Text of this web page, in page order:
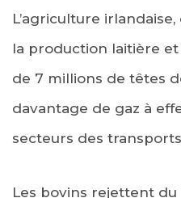
L’agriculture
la production laitière
de 7 millions de têtes
davantage de gaz à
secteurs des
Les bovins rejettent